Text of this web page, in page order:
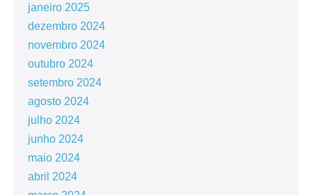
janeiro 2025
dezembro 2024
novembro 2024
outubro 2024
setembro 2024
agosto 2024
julho 2024
junho 2024
maio 2024
abril 2024